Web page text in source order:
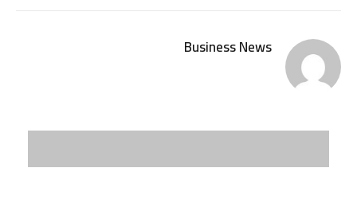
Business News